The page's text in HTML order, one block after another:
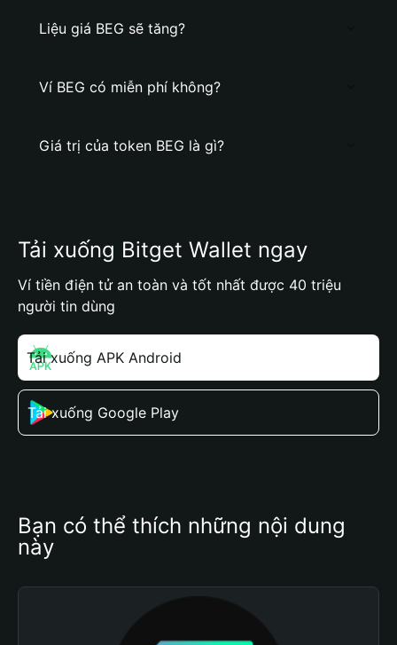
Liệu giá BEG sẽ tăng?
Ví BEG có miễn phí không?
Giá trị của token BEG là gì?
Tải xuống Bitget Wallet ngay
Ví tiền điện tử an toàn và tốt nhất được 40 triệu
người tin dùng
Tải xuống APK Android
Tải xuống Google Play
Bạn có thể thích những nội dung
này